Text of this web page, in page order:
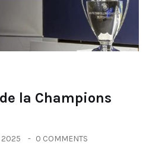
la Champions
2025 0 COMMENTS